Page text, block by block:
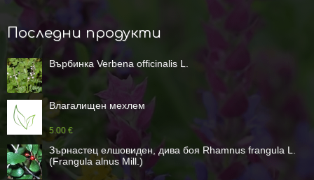
Последни продукти
Върбинка Verbena officinalis L.
Влагалищен мехлем
5.00 €
Зърнастец елшовиден, дива боя Rhamnus frangula L.
(Frangula alnus Mill.)